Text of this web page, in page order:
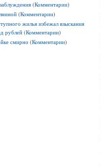
(Комментарии)
(Комментарии)
жилья избежал взыскания
рублей (Комментарии)
смирно (Комментарии)